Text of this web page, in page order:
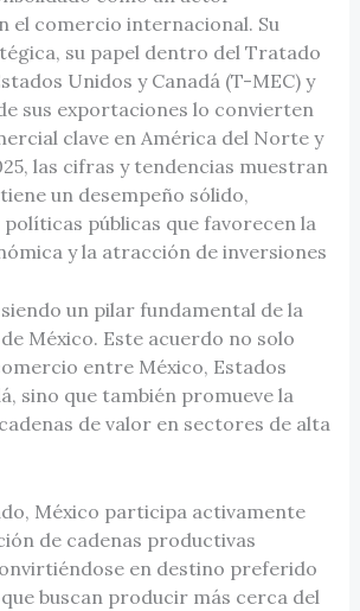
el comercio internacional. Su
su papel dentro del Tratado
Unidos y Canadá (T-MEC) y
sus exportaciones lo convierten
clave en América del Norte y
las cifras y tendencias muestran
un desempeño sólido,
públicas que favorecen la
y la atracción de inversiones
un pilar fundamental de la
México. Este acuerdo no solo
entre México, Estados
sino que también promueve la
de valor en sectores de alta
México participa activamente
de cadenas productivas
en destino preferido
buscan producir más cerca del